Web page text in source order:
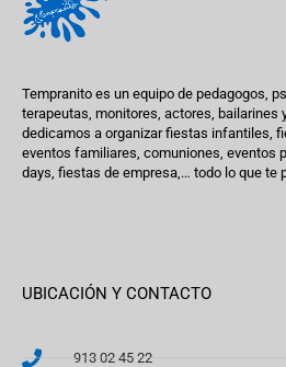
Tempranito es un equipo de pedagogos,
terapeutas, monitores, actores, bailarines
dedicamos a organizar fiestas infantiles,
eventos familiares, comuniones, eventos
days, fiestas de empresa,… todo lo que te
UBICACIÓN Y CONTACTO
913 02 45 22